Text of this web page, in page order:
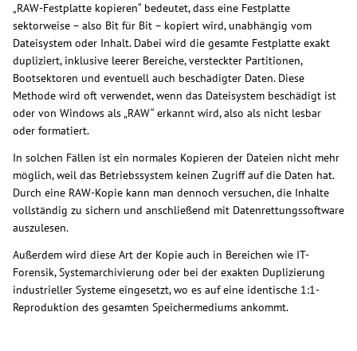
„RAW-Festplatte kopieren“ bedeutet, dass eine Festplatte
sektorweise – also Bit für Bit – kopiert wird, unabhängig vom
Dateisystem oder Inhalt. Dabei wird die gesamte Festplatte exakt
dupliziert, inklusive leerer Bereiche, versteckter Partitionen,
Bootsektoren und eventuell auch beschädigter Daten. Diese
Methode wird oft verwendet, wenn das Dateisystem beschädigt ist
oder von Windows als „RAW“ erkannt wird, also als nicht lesbar
oder formatiert.
In solchen Fällen ist ein normales Kopieren der Dateien nicht mehr
möglich, weil das Betriebssystem keinen Zugriff auf die Daten hat.
Durch eine RAW-Kopie kann man dennoch versuchen, die Inhalte
vollständig zu sichern und anschließend mit Datenrettungssoftware
auszulesen.
Außerdem wird diese Art der Kopie auch in Bereichen wie IT-
Forensik, Systemarchivierung oder bei der exakten Duplizierung
industrieller Systeme eingesetzt, wo es auf eine identische 1:1-
Reproduktion des gesamten Speichermediums ankommt.